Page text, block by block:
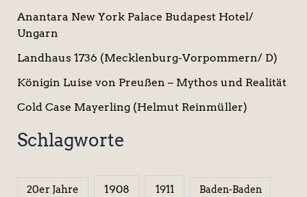
Anantara New York Palace Budapest Hotel/
Ungarn
Landhaus 1736 (Mecklenburg-Vorpommern/ D)
Königin Luise von Preußen – Mythos und Realität
Cold Case Mayerling (Helmut Reinmüller)
Schlagworte
20er Jahre 1908 1911 Baden-Baden